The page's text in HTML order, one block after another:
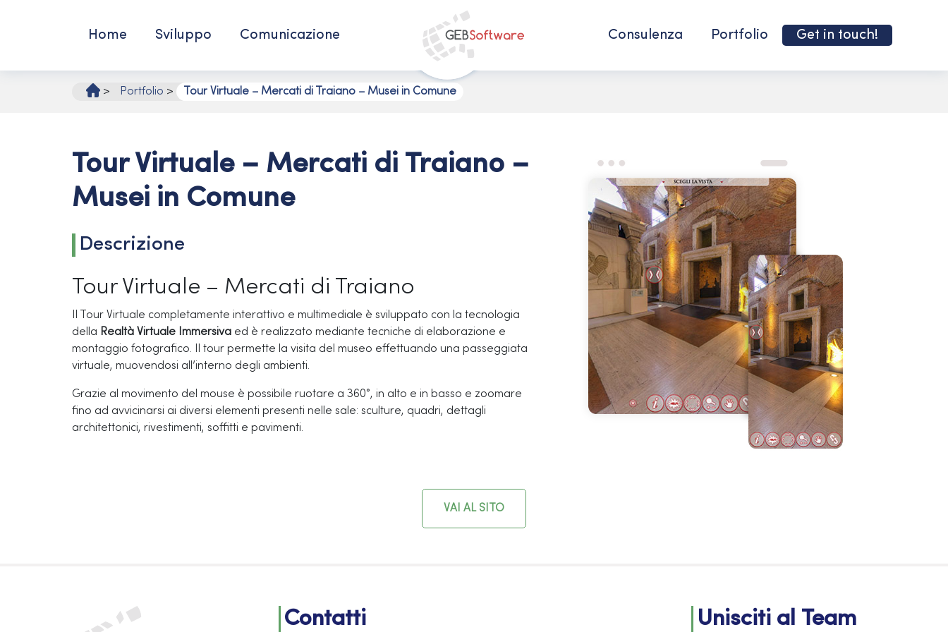
Home Sviluppo Comunicazione Consulenza Portfolio Get in touch!
> Portfolio > Tour Virtuale – Mercati di Traiano – Musei in Comune
Tour Virtuale – Mercati di Traiano –
Musei in Comune
Descrizione
Tour Virtuale – Mercati di Traiano
Il Tour Virtuale completamente interattivo e multimediale è sviluppato con la tecnologia
della Realtà Virtuale Immersiva ed è realizzato mediante tecniche di elaborazione e
montaggio fotografico. Il tour permette la visita del museo effettuando una passeggiata
virtuale, muovendosi all’interno degli ambienti.
Grazie al movimento del mouse è possibile ruotare a 360°, in alto e in basso e zoomare
fino ad avvicinarsi ai diversi elementi presenti nelle sale: sculture, quadri, dettagli
architettonici, rivestimenti, soffitti e pavimenti.
VAI AL SITO
Contatti Unisciti al Team